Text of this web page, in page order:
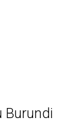
Burundi